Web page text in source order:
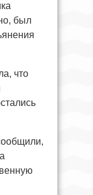
был
что